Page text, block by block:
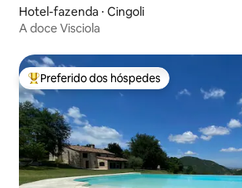
Hotel-fazenda ⋅ Cingoli
A doce Visciola
Entre os melhores preferidos dos hóspedes
Preferido dos hóspedes